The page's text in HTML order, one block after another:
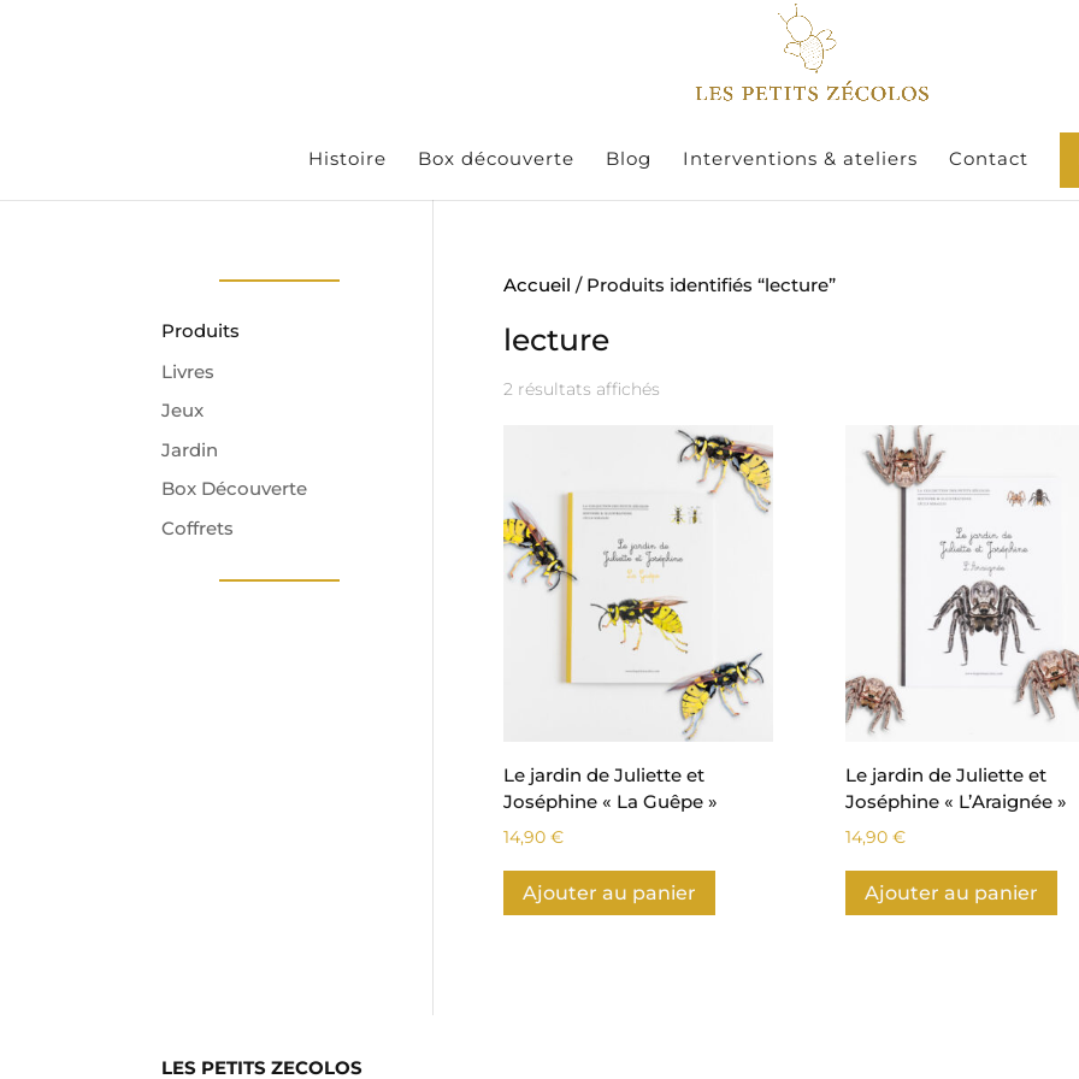
Histoire Box découverte Blog Interventions & ateliers Contact
Accueil / Produits identifiés “lecture”
lecture
2 résultats affichésTrié
prix
croissant
Le jardin de Juliette et
Joséphine « La Guêpe »
14,90 €
Ajouter au panier
Le jardin de Juliette et
Joséphine « L’Araignée »
14,90 €
Ajouter au panier
Produits
Livres
Jeux
Jardin
Box Découverte
Coffrets
LES PETITS ZECOLOS